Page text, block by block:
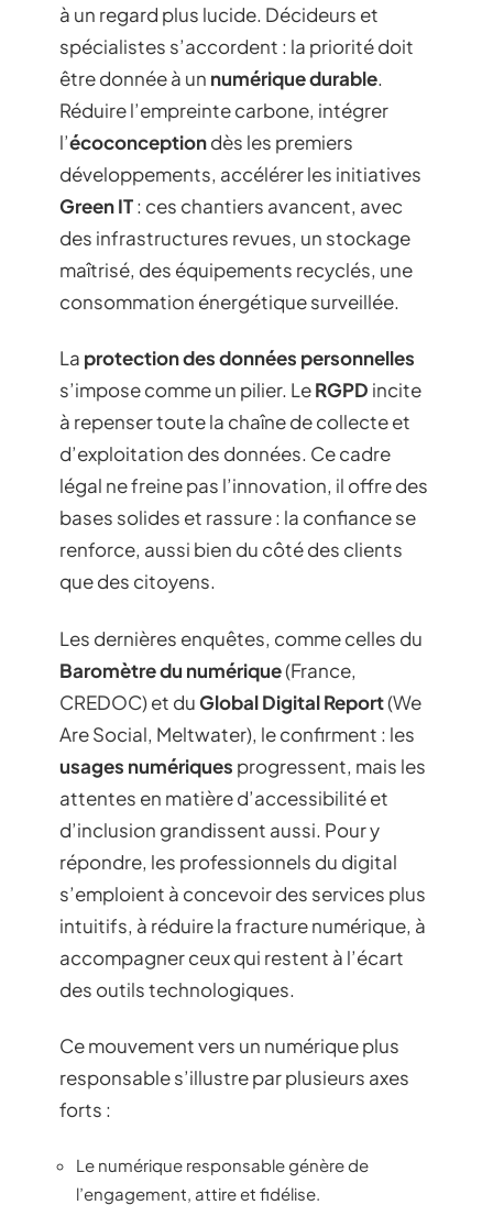
à un regard plus lucide. Décideurs et
spécialistes s’accordent : la priorité doit
être donnée à un numérique durable.
Réduire l’empreinte carbone, intégrer
l’écoconceptiondès les premiers
développements, accélérer les initiatives
Green IT: ces chantiers avancent, avec
des infrastructures revues, un stockage
maîtrisé, des équipements recyclés, une
consommation énergétique surveillée.
La protection des données personnelles
s’impose comme un pilier. LeRGPD incite
à repenser toute la chaîne de collecte et
d’exploitation des données. Ce cadre
légal ne freine pas l’innovation, il offre des
bases solides et rassure : la confiance se
renforce, aussi bien du côté des clients
que des citoyens.
Les dernières enquêtes, comme celles du
Baromètre du numérique(France,
CREDOC) et duGlobal Digital Report(We
Are Social, Meltwater), le confirment : les
usages numériques progressent, mais les
attentes en matière d’accessibilité et
d’inclusion grandissent aussi. Pour y
répondre, les professionnels du digital
s’emploient à concevoir des services plus
intuitifs, à réduire la fracture numérique, à
accompagner ceux qui restent à l’écart
des outils technologiques.
Ce mouvement vers un numérique plus
responsable s’illustre par plusieurs axes
forts :
Le numérique responsable génère de
l’engagement, attire et fidélise.